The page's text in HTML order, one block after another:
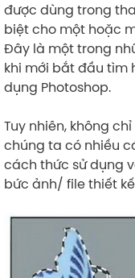
được dùng trong
biệt cho một hoặc
Đây là một trong
khi mới bắt đầu tìm
dụng Photoshop.
Tuy nhiên, không
chúng ta có nhiều
cách thức sử dụng
bức ảnh/ file thiết